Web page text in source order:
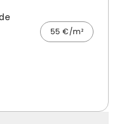
55 €/m²